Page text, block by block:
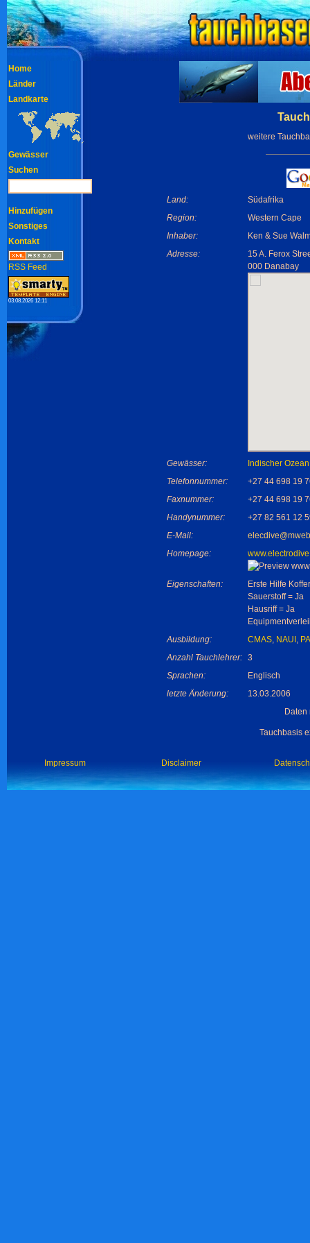
weitere
Land:
Südafrika
Region:
Western Cape
Inhaber:
Ken & Sue
Adresse:
15 A. Ferox
000 Danabay
Gewässer:
Indischer Ozean
Telefonnummer:
+27 44 698 19
Faxnummer:
+27 44 698 19
Handynummer:
+27 82 561 12
E-Mail:
Homepage:
Eigenschaften:
Erste Hilfe
Sauerstoff = Ja
Hausriff = Ja
Ausbildung:
CMAS, NAUI ,
Anzahl Tauchlehrer: 3
Sprachen:
Englisch
letzte Änderung:
13.03.2006
Tauchbasis
Home
Länder
Landkarte
Gewässer
Suchen
Hinzufügen
Sonstiges
Kontakt
RSS Feed
03.08.2026 12:11
Impressum Disclaimer